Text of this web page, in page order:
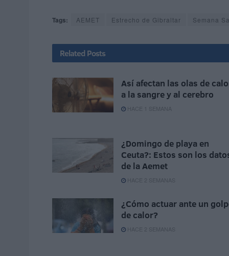
Tags: AEMET Estrecho de Gibraltar Semana
Related Posts
Así afectan las olas de
a la sangre y al cerebro
HACE 1 SEMANA
¿Domingo de playa en
Ceuta?: Estos son los
de la Aemet
HACE 2 SEMANAS
¿Cómo actuar ante un
de calor?
HACE 2 SEMANAS